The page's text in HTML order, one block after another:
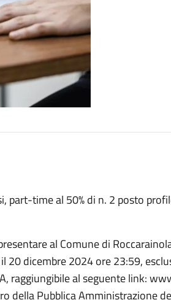
part-time al 50% di n. 2 posto
al Comune di
20 dicembre 2024 ore 23:59,
raggiungibile al seguente link:
della Pubblica Amministrazione